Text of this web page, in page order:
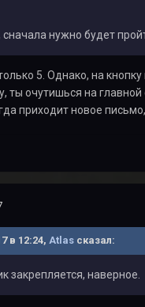
нужно будет
5. Однако, на
ты очутишься на
приходит новое
в 12:24, Atlasсказал:
закрепляется, наверное.